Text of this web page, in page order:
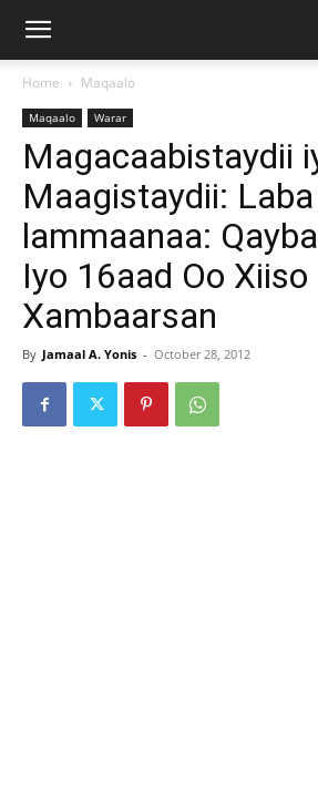
Home Maqaalo
Maqaalo Warar
Magacaabistaydii
Maagistaydii:
lammaanaa:
Iyo 16aad Oo Xiiso
Xambaarsan
By Jamaal A. Yonis - October 28, 2012